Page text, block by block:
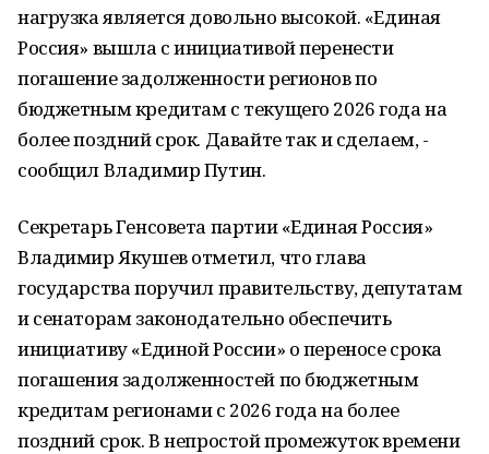
нагрузка является довольно высокой. «Единая
Россия» вышла с инициативой перенести
погашение задолженности регионов по
бюджетным кредитам с текущего 2026 года на
более поздний срок. Давайте так и сделаем, -
сообщил Владимир Путин.
Секретарь Генсовета партии «Единая Россия»
Владимир Якушев отметил, что глава
государства поручил правительству, депутатам
и сенаторам законодательно обеспечить
инициативу «Единой России» о переносе срока
погашения задолженностей по бюджетным
кредитам регионами с 2026 года на более
поздний срок. В непростой промежуток времени